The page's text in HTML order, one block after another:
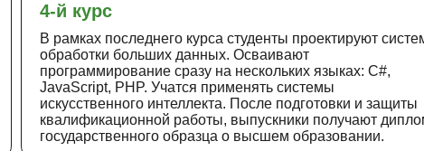
4-й курс
В рамках последнего курса студенты проектируют
обработки больших данных. Осваивают
программирование сразу на нескольких языках: С#,
JavaScript, PHP. Учатся применять системы
искусственного интеллекта. После подготовки и защиты
квалификационной работы, выпускники получают
государственного образца о высшем образовании.